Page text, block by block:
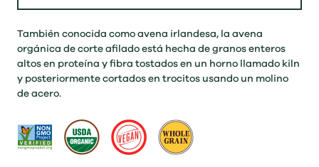
También conocida como avena irlandesa, la avena
orgánica de corte afilado está hecha de granos enteros
altos en proteína y fibra tostados en un horno llamado kiln
y posteriormente cortados en trocitos usando un molino
de acero.